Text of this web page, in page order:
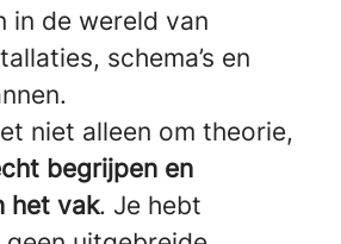
in de wereld van
schema’s en
niet alleen om theorie,
begrijpen en
het vak. Je hebt